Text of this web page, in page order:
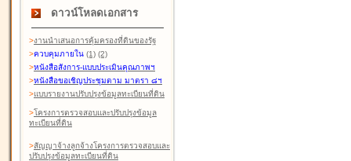
ดาวน์โหลดเอกสาร
>งานนำเสนอการคุ้มครองที่ดินของรัฐ
>ควบคุมภายใน (1) (2)
>หนังสือสังการ-แบบประเมินคุณภาพฯ
>หนังสือขอเชิญประชุมตาม มาตรา ๘ฯ
>แบบรายงานปรับปรุงข้อมูลทะเบียนที่ดิน
>โครงการตรวจสอบและปรับปรุงข้อมูล
ทะเบียนที่ดิน
>สัญญาจ้างลูกจ้างโครงการตรวจสอบและ
ปรับปรุงข้อมูลทะเบียนที่ดิน